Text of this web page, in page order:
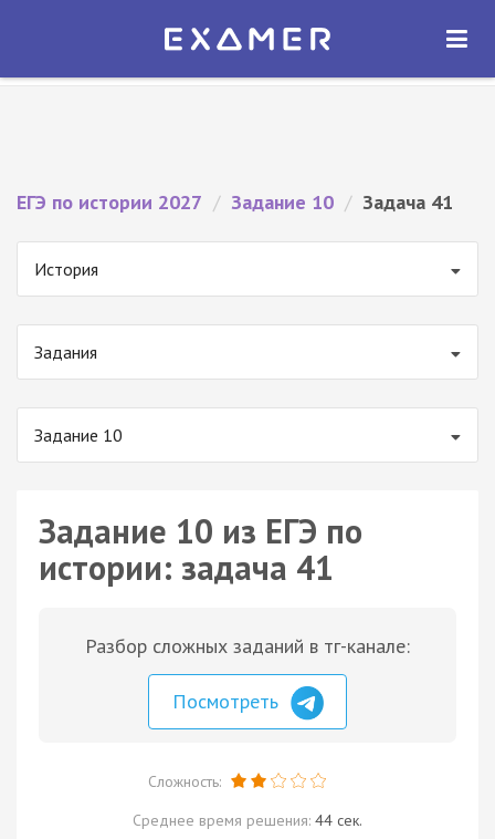
Экзамер — ЕГЭ 2027
ОТКРЫТЬ
ЕГЭ по истории 2027 / Задание 10 / Задача 41
История
Задания
Задание 10
Задание 10 из ЕГЭ по
истории: задача 41
Разбор сложных заданий в тг-канале:
Посмотреть
Сложность:
Среднее время решения: 44 сек.